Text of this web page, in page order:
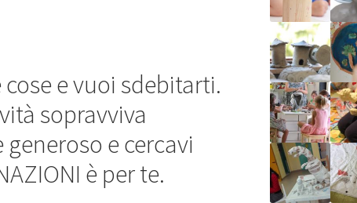
e vuoi sdebitarti.
sopravviva
e cercavi
è per te.